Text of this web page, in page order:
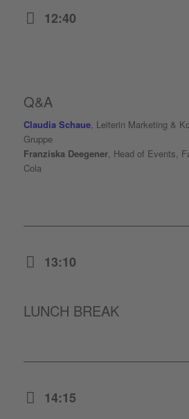
12:40
Q&A
Claudia Schaue, Leiterin Marketing &
Gruppe
Franziska Deegener, Head of Events,
Cola
13:10
LUNCH BREAK
14:15